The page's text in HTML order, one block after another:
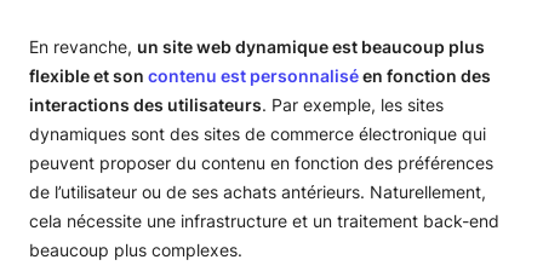
En revanche, un site web dynamique est beaucoup plus
flexible et son contenu est personnaliséen fonction des
interactions des utilisateurs. Par exemple, les sites
dynamiques sont des sites de commerce électronique qui
peuvent proposer du contenu en fonction des préférences
de l’utilisateur ou de ses achats antérieurs. Naturellement,
cela nécessite une infrastructure et un traitement back-end
beaucoup plus complexes.